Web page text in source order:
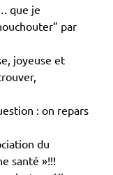
que je
par
joyeuse et
: on repars
du
santé »!!!